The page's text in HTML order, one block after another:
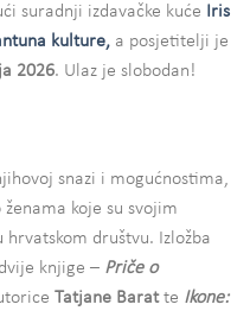
suradnji izdavačke kuće Iris
kulture, a posjetitelji je
2026. Ulaz je slobodan!
snazi i mogućnostima,
koje su svojim
društvu. Izložba
knjige – Priče o
Tatjane Baratte Ikone: